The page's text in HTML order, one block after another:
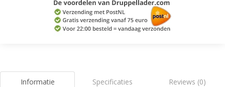
Informatie Specificaties Reviews (0)